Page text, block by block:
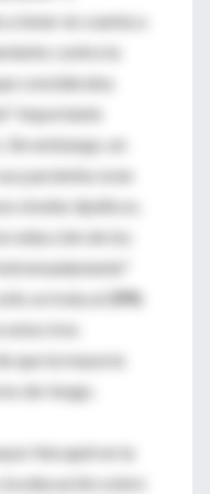
tener en cuenta a
contra la
consideraba
importante
embargo, en
pacientes eran
niveles lipídicos.
reducción de los
se trata al 29%
tres
que la mayoría
de riesgo.
hincapié en la
educación sobre